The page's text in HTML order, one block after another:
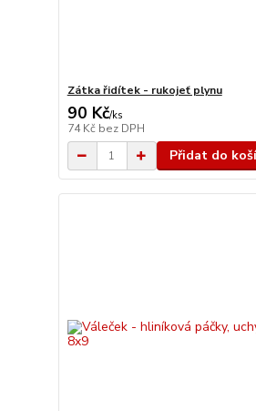
Zátka řidítek - rukojeť plynu
90 Kč/ks
74 Kč bez DPH
Přidat do